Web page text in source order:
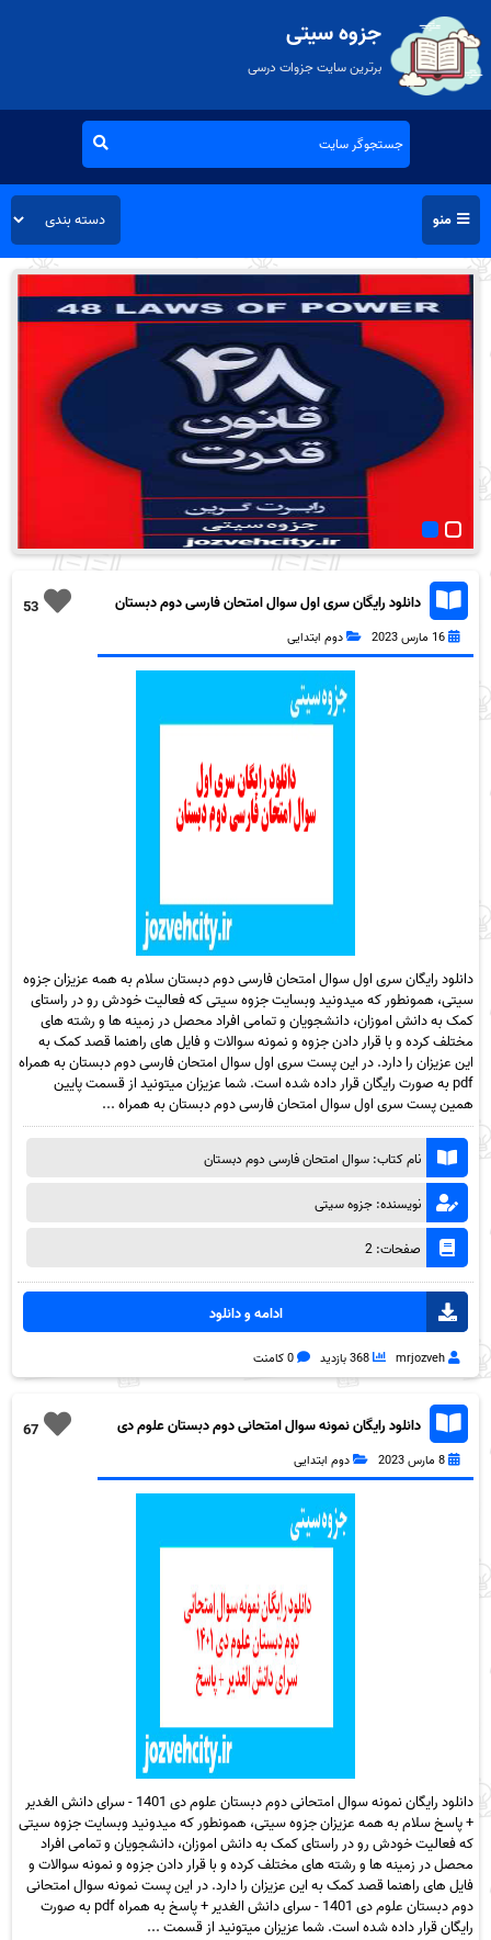
جزوه سیتی
برترین سایت جزوات درسی
منو
53
دانلود رایگان سری اول سوال امتحان فارسی دوم دبستان
16 مارس 2023 دوم ابتدایی
دانلود رایگان سری اول سوال امتحان فارسی دوم دبستان سلام به همه عزیزان جزوه
سیتی، همونطور که میدونید وبسایت جزوه سیتی که فعالیت خودش رو در راستای
کمک به دانش اموزان، دانشجویان و تمامی افراد محصل در زمینه ها و رشته های
مختلف کرده و با قرار دادن جزوه و نمونه سوالات و فایل های راهنما قصد کمک به
این عزیزان را دارد. در این پست سری اول سوال امتحان فارسی دوم دبستان به همراه
pdf به صورت رایگان قرار داده شده است. شما عزیزان میتونید از قسمت پایین
همین پست سری اول سوال امتحان فارسی دوم دبستان به همراه ...
نام کتاب: سوال امتحان فارسی دوم دبستان
نویسنده: جزوه سیتی
صفحات: 2
ادامه و دانلود
mrjozveh 368 بازدید 0 کامنت
67
دانلود رایگان نمونه سوال امتحانی دوم دبستان علوم دی
8 مارس 2023 دوم ابتدایی
دانلود رایگان نمونه سوال امتحانی دوم دبستان علوم دی 1401 - سرای دانش الغدیر
+ پاسخ سلام به همه عزیزان جزوه سیتی، همونطور که میدونید وبسایت جزوه سیتی
که فعالیت خودش رو در راستای کمک به دانش اموزان، دانشجویان و تمامی افراد
محصل در زمینه ها و رشته های مختلف کرده و با قرار دادن جزوه و نمونه سوالات و
فایل های راهنما قصد کمک به این عزیزان را دارد. در این پست نمونه سوال امتحانی
دوم دبستان علوم دی 1401 - سرای دانش الغدیر + پاسخ به همراه pdf به صورت
رایگان قرار داده شده است. شما عزیزان میتونید از قسمت ...